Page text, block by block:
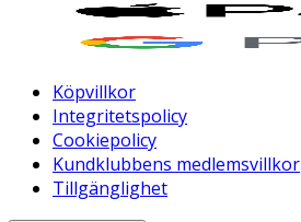
Köpvillkor
Integritetspolicy
Cookiepolicy
Kundklubbens medlemsvillkor
Tillgänglighet